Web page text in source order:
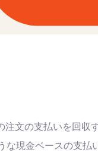
文の支払いを回収
現金ベースの支払